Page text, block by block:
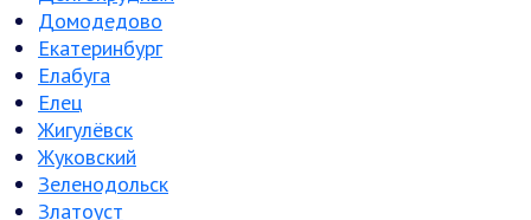
Домодедово
Екатеринбург
Елабуга
Елец
Жигулёвск
Жуковский
Зеленодольск
Златоуст